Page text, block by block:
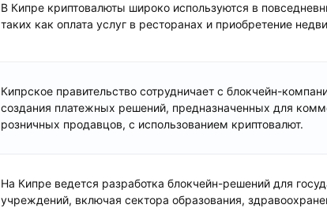
В Кипре криптовалюты широко используются в
таких как оплата услуг в ресторанах и приобретение
Кипрское правительство сотрудничает с блокчейн-
создания платежных решений, предназначенных для
розничных продавцов, с использованием криптовалют.
На Кипре ведется разработка блокчейн-решений для
учреждений, включая сектора образования,